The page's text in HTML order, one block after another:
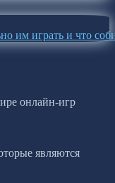
им играть и что
онлайн-игр
являются